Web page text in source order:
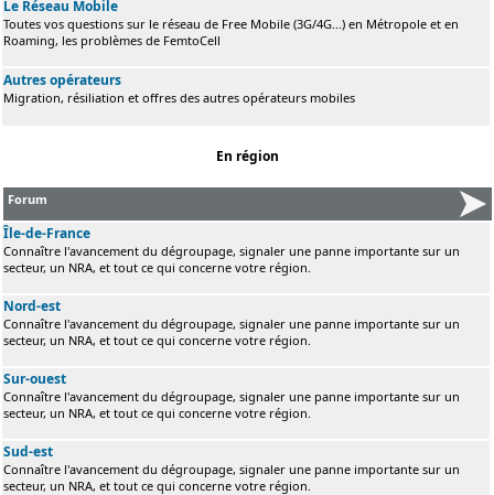
Le Réseau Mobile
Toutes vos questions sur le réseau de Free Mobile (3G/4G...) en Métropole et en
Roaming, les problèmes de FemtoCell
Autres opérateurs
Migration, résiliation et offres des autres opérateurs mobiles
En région
Forum
Île-de-France
Connaître l'avancement du dégroupage, signaler une panne importante sur un
secteur, un NRA, et tout ce qui concerne votre région.
Nord-est
Connaître l'avancement du dégroupage, signaler une panne importante sur un
secteur, un NRA, et tout ce qui concerne votre région.
Sur-ouest
Connaître l'avancement du dégroupage, signaler une panne importante sur un
secteur, un NRA, et tout ce qui concerne votre région.
Sud-est
Connaître l'avancement du dégroupage, signaler une panne importante sur un
secteur, un NRA, et tout ce qui concerne votre région.